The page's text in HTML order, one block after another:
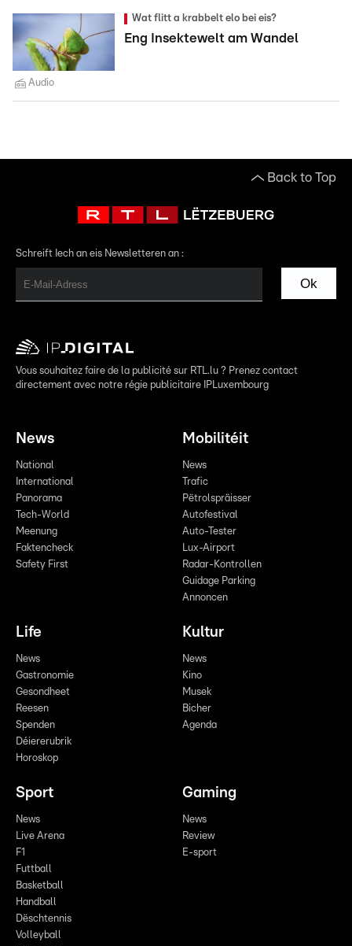
Wat flitt a krabbelt elo bei eis?
Eng Insektewelt am Wandel
Audio
Back to Top
Schreift Iech an eis Newsletteren an :
Ok
Vous souhaitez faire de la publicité sur RTL.lu ? Prenez contact
directement avec notre régie publicitaire IPLuxembourg
News
National
International
Panorama
Tech-World
Meenung
Faktencheck
Safety First
Mobilitéit
News
Trafic
Pëtrolspräisser
Autofestival
Auto-Tester
Lux-Airport
Radar-Kontrollen
Guidage Parking
Annoncen
Life
News
Gastronomie
Gesondheet
Reesen
Spenden
Déiererubrik
Horoskop
Kultur
News
Kino
Musek
Bicher
Agenda
Sport
News
Live Arena
F1
Futtball
Basketball
Handball
Dëschtennis
Volleyball
Gaming
News
Review
E-sport